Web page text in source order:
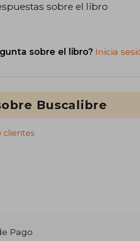
sobre el libro
sobre el libro? Inicia
Buscalibre
clientes
Pago